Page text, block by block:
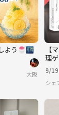
よう🍧🌃
大阪
【
理ゲ
9/
シェ